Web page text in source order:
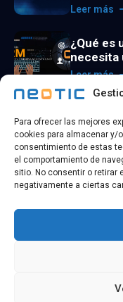
Para ofrecer las mejores
cookies para almacenar y/
consentimiento de estas
el comportamiento de
sitio. No consentir o retirar
negativamente a ciertas
Leer más
¿Qué es
necesita
Leer más
artificial
Leer más
@ 2026 Copyright